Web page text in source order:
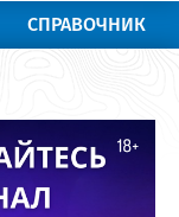
СПРАВОЧНИК